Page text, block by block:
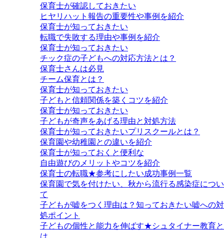
保育士が確認しておきたい
ヒヤリハット報告の重要性や事例を紹介
保育士が知っておきたい
転職で失敗する理由や事例を紹介
保育士が知っておきたい
チック症の子どもへの対応方法とは？
保育士さんは必見
チーム保育とは？
保育士が知っておきたい
子どもと信頼関係を築くコツを紹介
保育士が知っておきたい
子どもが奇声をあげる理由と対処方法
保育士が知っておきたいプリスクールとは？
保育園や幼稚園との違いを紹介
保育士が知っておくと便利な
自由遊びのメリットやコツを紹介
保育士の転職★参考にしたい成功事例一覧
保育園で気を付けたい、秋から流行る感染症につい
て
子どもが嘘をつく理由は？知っておきたい嘘への対
処ポイント
子どもの個性と能力を伸ばす★シュタイナー教育と
は